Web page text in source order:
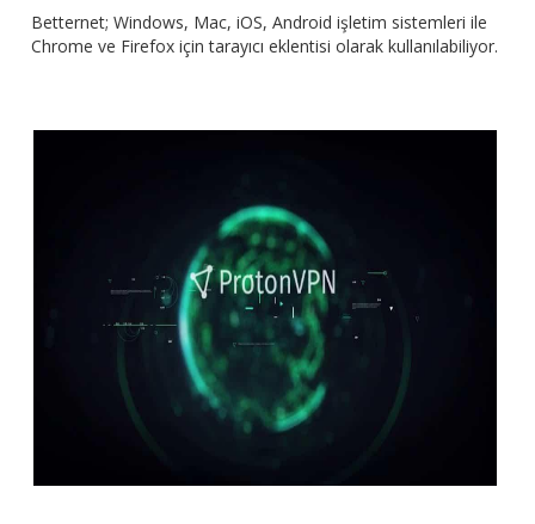
Betternet; Windows, Mac, iOS, Android işletim sistemleri ile
Chrome ve Firefox için tarayıcı eklentisi olarak kullanılabiliyor.